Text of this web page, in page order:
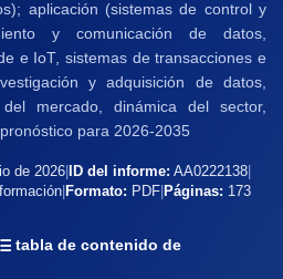
aplicación (sistemas de control y
y comunicación de datos,
e IoT, sistemas de transacciones e
y adquisición de datos,
mercado, dinámica del sector,
para 2026-2035
de 2026 ID del informe: AA0222138
Formato: PDF Páginas: 173
tabla de contenido de